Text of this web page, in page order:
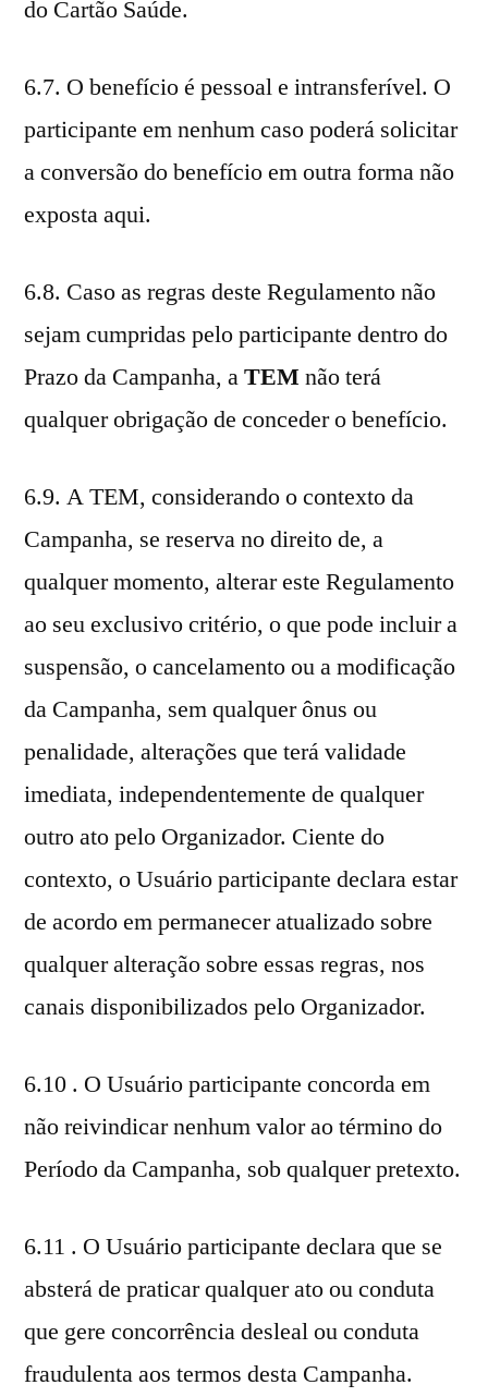
do Cartão Saúde.
6.7. O benefício é pessoal e intransferível. O
participante em nenhum caso poderá solicitar
a conversão do benefício em outra forma não
exposta aqui.
6.8. Caso as regras deste Regulamento não
sejam cumpridas pelo participante dentro do
Prazo da Campanha, aTEMnão terá
qualquer obrigação de conceder o benefício.
6.9. A TEM, considerando o contexto da
Campanha, se reserva no direito de, a
qualquer momento, alterar este Regulamento
ao seu exclusivo critério, o que pode incluir a
suspensão, o cancelamento ou a modificação
da Campanha, sem qualquer ônus ou
penalidade, alterações que terá validade
imediata, independentemente de qualquer
outro ato pelo Organizador. Ciente do
contexto, o Usuário participante declara estar
de acordo em permanecer atualizado sobre
qualquer alteração sobre essas regras, nos
canais disponibilizados pelo Organizador.
6.10 . O Usuário participante concorda em
não reivindicar nenhum valor ao término do
Período da Campanha, sob qualquer pretexto.
6.11 . O Usuário participante declara que se
absterá de praticar qualquer ato ou conduta
que gere concorrência desleal ou conduta
fraudulenta aos termos desta Campanha.